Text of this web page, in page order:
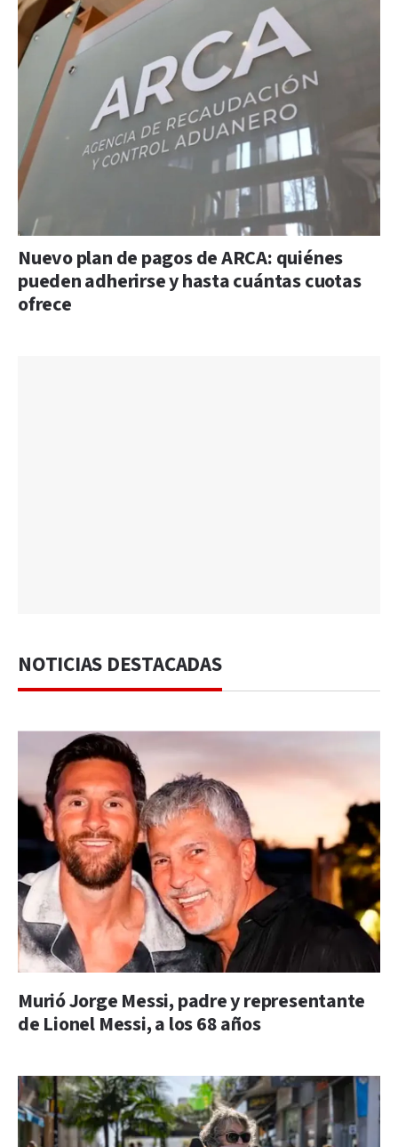
Nuevo plan de pagos de ARCA: quiénes
pueden adherirse y hasta cuántas cuotas
ofrece
NOTICIAS DESTACADAS
Murió Jorge Messi, padre y representante
de Lionel Messi, a los 68 años